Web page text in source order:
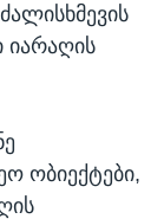
იარაღის
ობიექტები,